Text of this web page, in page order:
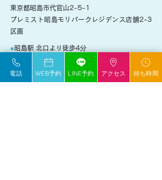
東京都昭島市代官山2-5-1
プレミスト昭島モリパークレジデンス店舗2-3
区画
●昭島駅 北口より徒歩4分
●モリパークいちょう並木通り沿い
●映画館（MOVIX昭島）の裏手、イトマンスイ
ミングスクール隣のマンション1階
電話 WEB予約 LINE予約 アクセス 待ち時間